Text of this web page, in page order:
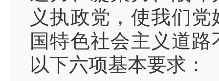
义执政党，使我们
国特色社会主义道
以下六项基本要求：